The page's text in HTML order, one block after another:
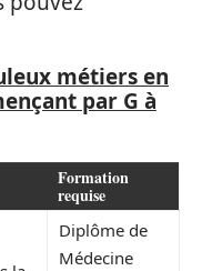
métiers en
par G à
Formation
requise
Diplôme de
Médecine